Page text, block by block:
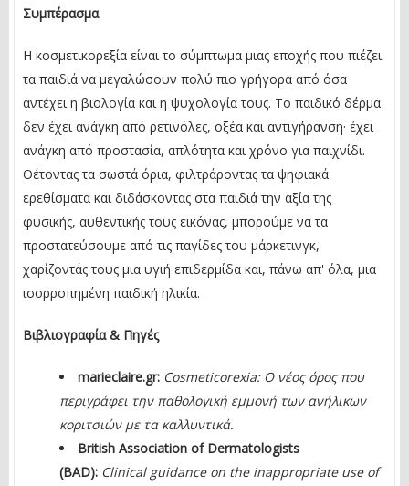
Συμπέρασμα
Η κοσμετικορεξία είναι το σύμπτωμα μιας εποχής που πιέζει
τα παιδιά να μεγαλώσουν πολύ πιο γρήγορα από όσα
αντέχει η βιολογία και η ψυχολογία τους. Το παιδικό δέρμα
δεν έχει ανάγκη από ρετινόλες, οξέα και αντιγήρανση· έχει
ανάγκη από προστασία, απλότητα και χρόνο για παιχνίδι.
Θέτοντας τα σωστά όρια, φιλτράροντας τα ψηφιακά
ερεθίσματα και διδάσκοντας στα παιδιά την αξία της
φυσικής, αυθεντικής τους εικόνας, μπορούμε να τα
προστατεύσουμε από τις παγίδες του μάρκετινγκ,
χαρίζοντάς τους μια υγιή επιδερμίδα και, πάνω απ' όλα, μια
ισορροπημένη παιδική ηλικία.
Βιβλιογραφία & Πηγές
marieclaire.gr: Cosmeticorexia: Ο νέος όρος που
περιγράφει την παθολογική εμμονή των ανήλικων
κοριτσιών με τα καλλυντικά.
British Association of Dermatologists
(BAD): Clinical guidance on the inappropriate use of